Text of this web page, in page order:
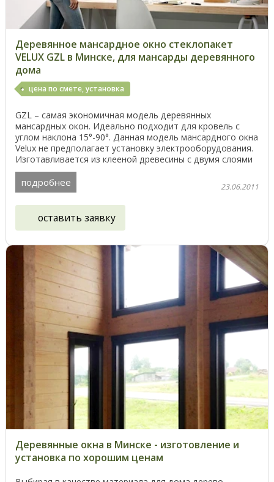
Деревянное мансардное окно стеклопакет
VELUX GZL в Минске, для мансарды деревянного
дома
цена по смете, установка
GZL – самая экономичная модель деревянных
мансардных окон. Идеально подходит для кровель с
углом наклона 15°-90°. Данная модель мансардного окна
Velux не предполагает установку электрооборудования.
Изготавливается из клееной древесины с двумя слоями
...
подробнее 23.06.2011
оставить заявку
Деревянные окна в Минске - изготовление и
установка по хорошим ценам